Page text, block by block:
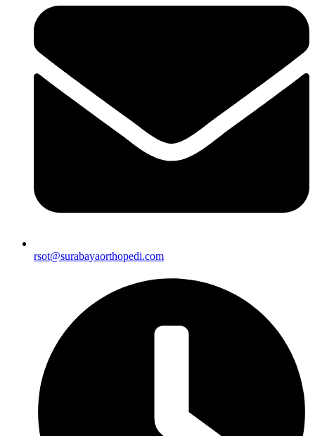
rsot@surabayaorthopedi.com